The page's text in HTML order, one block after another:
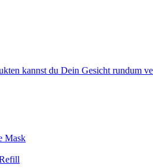
kannst du Dein Gesicht rundum
Mask